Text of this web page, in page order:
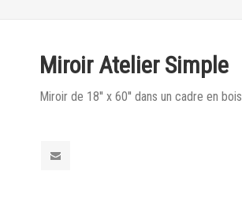
Miroir Atelier Simple
Miroir de 18'' x 60'' dans un cadre en